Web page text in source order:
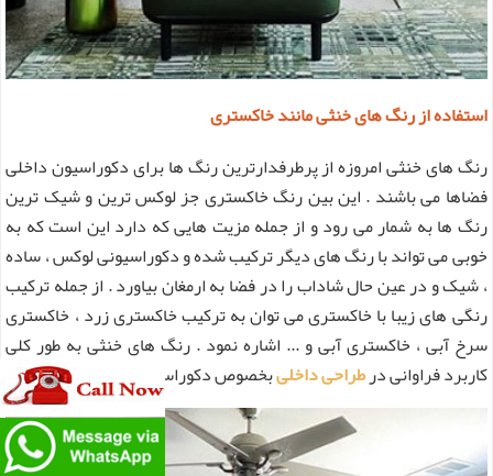
استفاده از رنگ های خنثی مانند خاکستری
رنگ های خنثی امروزه از پرطرفدارترین رنگ ها برای دکوراسیون داخلی
فضاها می باشند . این بین رنگ خاکستری جز لوکس ترین و شیک ترین
رنگ ها به شمار می رود و از جمله مزیت هایی که دارد این است که به
خوبی می تواند با رنگ های دیگر ترکیب شده و دکوراسیونی لوکس ، ساده
، شیک و در عین حال شاداب را در فضا به ارمغان بیاورد . از جمله ترکیب
رنگی های زیبا با خاکستری می توان به ترکیب خاکستری زرد ، خاکستری
سرخ آبی ، خاکستری آبی و ... اشاره نمود . رنگ های خنثی به طور کلی
کاربرد فراوانی درطراحی داخلیبخصوص دکوراسیون مدرن دارند .